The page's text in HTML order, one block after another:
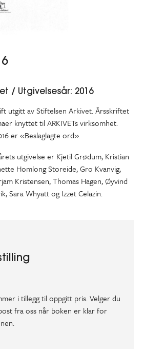
/ Utgivelsesår: 2016
utgitt av Stiftelsen Arkivet. Årsskriftet
knyttet til ARKIVETs virksomhet.
er «Beslaglagte ord».
utgivelse er Kjetil Grødum, Kristian
Homlong Storeide, Gro Kvanvig,
Kristensen, Thomas Hagen, Øyvind
Sara Whyatt og Izzet Celazin.
i tillegg til oppgitt pris. Velger du
fra oss når boken er klar for